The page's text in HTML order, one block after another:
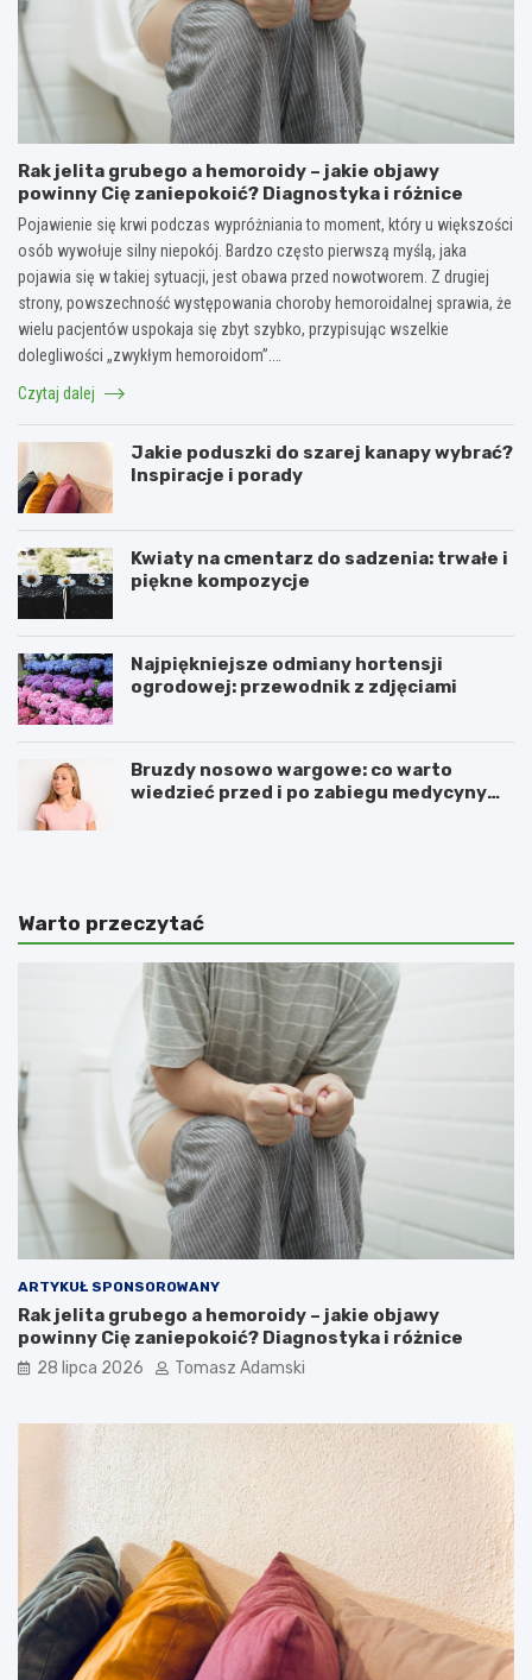
Rak jelita grubego a hemoroidy – jakie objawy
powinny Cię zaniepokoić? Diagnostyka i różnice
Pojawienie się krwi podczas wypróżniania to moment, który u większości
osób wywołuje silny niepokój. Bardzo często pierwszą myślą, jaka
pojawia się w takiej sytuacji, jest obawa przed nowotworem. Z drugiej
strony, powszechność występowania choroby hemoroidalnej sprawia, że
wielu pacjentów uspokaja się zbyt szybko, przypisując wszelkie
dolegliwości „zwykłym hemoroidom”.…
Czytaj dalej
Jakie poduszki do szarej kanapy wybrać?
Inspiracje i porady
Kwiaty na cmentarz do sadzenia: trwałe i
piękne kompozycje
Najpiękniejsze odmiany hortensji
ogrodowej: przewodnik z zdjęciami
Bruzdy nosowo wargowe: co warto
wiedzieć przed i po zabiegu medycyny
Warto przeczytać
ARTYKUŁ SPONSOROWANY
Rak jelita grubego a hemoroidy – jakie objawy
powinny Cię zaniepokoić? Diagnostyka i różnice
28 lipca 2026 Tomasz Adamski